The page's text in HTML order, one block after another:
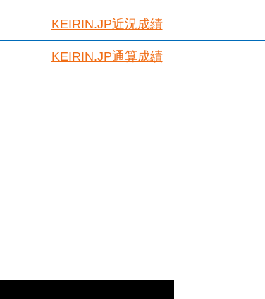
KEIRIN.JP近況成績
KEIRIN.JP通算成績